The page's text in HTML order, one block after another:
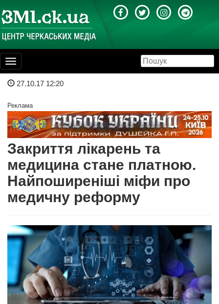
Toggle
navigation
27.10.17 12:20
Реклама
Закриття лікарень та
медицина стане платною.
Найпоширеніші міфи про
медичну реформу